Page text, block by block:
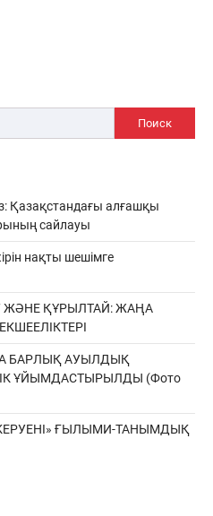
Поиск
Қазақстандағы алғашқы
сайлауы
нақты шешімге
ЖӘНЕ ҚҰРЫЛТАЙ: ЖАҢА
БАРЛЫҚ АУЫЛДЫҚ
ҰЙЫМДАСТЫРЫЛДЫ (Фото
ҒЫЛЫМИ-ТАНЫМДЫҚ